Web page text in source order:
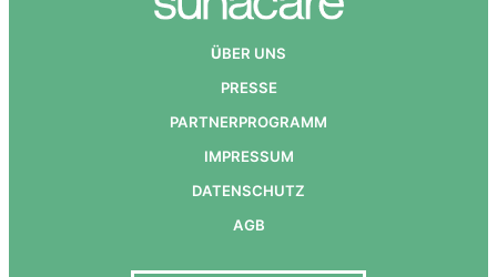
ÜBER UNS
PRESSE
PARTNERPROGRAMM
IMPRESSUM
DATENSCHUTZ
AGB